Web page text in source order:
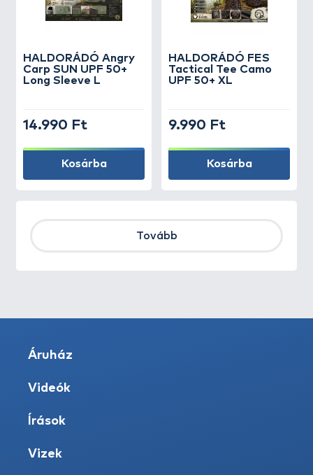
HALDORÁDÓ Angry
Carp SUN UPF 50+
Long Sleeve L
14.990 Ft
Kosárba
HALDORÁDÓ FES
Tactical Tee Camo
UPF 50+ XL
9.990 Ft
Kosárba
Tovább
Áruház
Videók
Írások
Vizek